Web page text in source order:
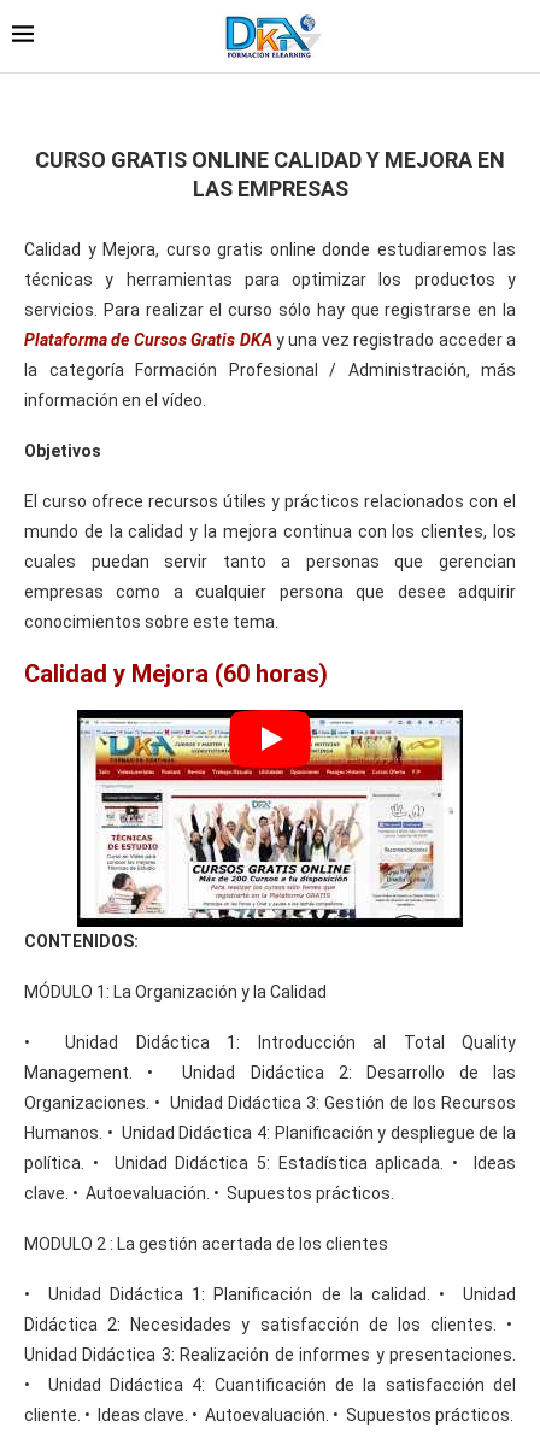
CURSO GRATIS ONLINE CALIDAD Y MEJORA EN
LAS EMPRESAS
Calidad y Mejora, curso gratis online donde estudiaremos las
técnicas y herramientas para optimizar los productos y
servicios. Para realizar el curso sólo hay que registrarse en la
Plataforma de Cursos Gratis DKAy una vez registrado acceder a
la categoría Formación Profesional / Administración, más
información en el vídeo.
Objetivos
El curso ofrece recursos útiles y prácticos relacionados con el
mundo de lacalidad y la mejora continua con los clientes, los
cuales puedan servir tanto a personas que gerencian
empresas como a cualquier persona que desee adquirir
conocimientos sobre este tema.
Calidad y Mejora (60 horas)
CONTENIDOS:
MÓDULO 1: La Organización y la Calidad
• Unidad Didáctica 1: Introducción al Total Quality
Management. • Unidad Didáctica 2: Desarrollo de las
Organizaciones. • Unidad Didáctica 3: Gestión de los Recursos
Humanos. • Unidad Didáctica 4: Planificación y despliegue de la
política. • Unidad Didáctica 5: Estadística aplicada. • Ideas
clave. • Autoevaluación. • Supuestos prácticos.
MODULO 2 : La gestión acertada de los clientes
• Unidad Didáctica 1: Planificación de la calidad. • Unidad
Didáctica 2: Necesidades y satisfacción de los clientes. •
Unidad Didáctica 3: Realización de informes y presentaciones.
• Unidad Didáctica 4: Cuantificación de la satisfacción del
cliente. • Ideas clave. • Autoevaluación. • Supuestos prácticos.